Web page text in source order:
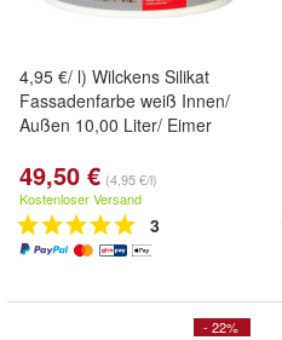
4,95 €/ l) Wilckens Silikat
Fassadenfarbe weiß Innen/
Außen 10,00 Liter/ Eimer
49,50 € (4,95 €/l)
Kostenloser Versand
3
- 22%